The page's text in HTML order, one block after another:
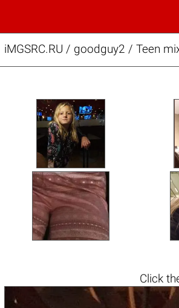
iMGSRC.RU / goodguy2 / Teen
Click